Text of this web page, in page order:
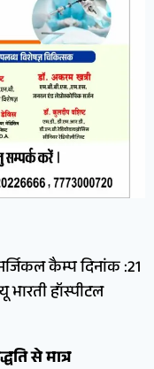
कैम्प दिनांक :21
भारती हॉस्पीटल
से मात्र